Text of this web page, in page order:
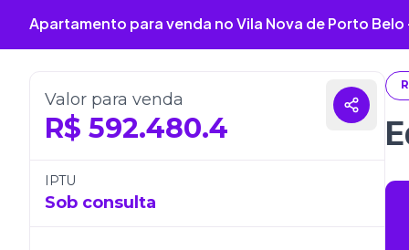
Apartamento para venda no Vila Nova de Porto Belo
Valor para venda
R$ 592.480.4
IPTU
Sob consulta